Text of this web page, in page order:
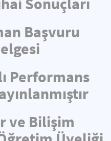
Başvuru
Performans
ve Bilişim